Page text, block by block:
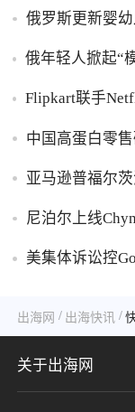
俄罗斯更新婴
俄年轻人掀起“
Flipkart联手
中国高蛋白零
亚马逊普福尔
尼泊尔上线
美集体诉讼控
出海网 / 出海快讯 /
关于出海网